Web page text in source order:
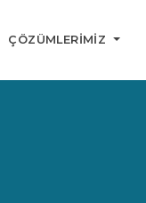
ÇÖZÜMLERIMIZ